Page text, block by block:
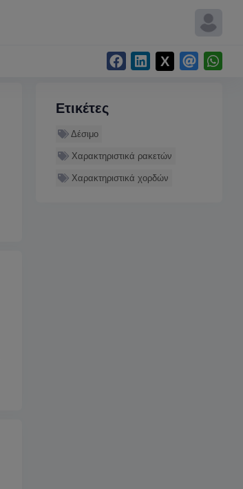
Ετικέτες
Δέσιμο
Χαρακτηριστικά ρακετών
Χαρακτηριστικά χορδών